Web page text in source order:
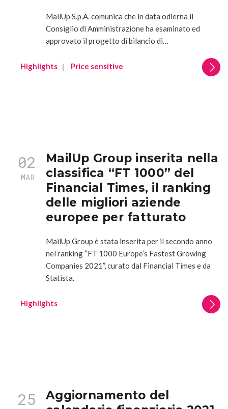
Highlights Price sensitive
MailUp S.p.A. comunica che in data odierna il
Consiglio di Amministrazione ha esaminato ed
approvato il progetto di bilancio di…
Highlights
02
MAR
MailUp Group inserita nella
classifica “FT 1000” del
Financial Times, il ranking
delle migliori aziende
europee per fatturato
MailUp Group è stata inserita per il secondo anno
nel ranking “FT 1000 Europe’s Fastest Growing
Companies 2021”, curato dal Financial Times e da
Statista.
25
Aggiornamento del